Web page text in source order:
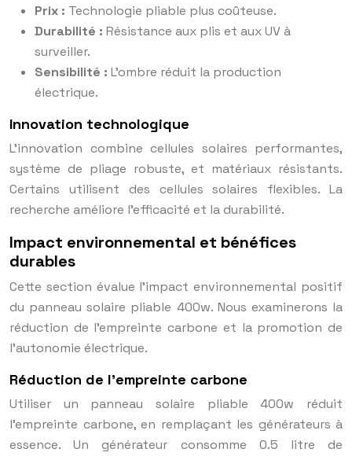
Prix : Technologie pliable plus coûteuse.
Durabilité : Résistance aux plis et aux UV à
surveiller.
Sensibilité : L’ombre réduit la production
électrique.
Innovation technologique
L’innovation combine cellules solaires performantes,
système de pliage robuste, et matériaux résistants.
Certains utilisent des cellules solaires flexibles. La
recherche améliore l’efficacité et la durabilité.
Impact environnemental et bénéfices
durables
Cette section évalue l’impact environnemental positif
du panneau solaire pliable 400w. Nous examinerons la
réduction de l’empreinte carbone et la promotion de
l’autonomie électrique.
Réduction de l’empreinte carbone
Utiliser un panneau solaire pliable 400w réduit
l’empreinte carbone, en remplaçant les générateurs à
essence. Un générateur consomme 0.5 litre de